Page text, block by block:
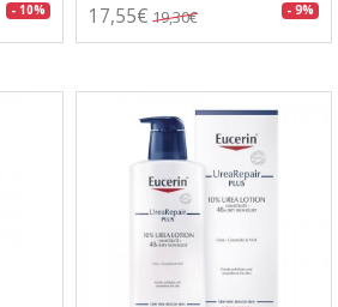
- 10% 17,55€ 19,30€ - 9%